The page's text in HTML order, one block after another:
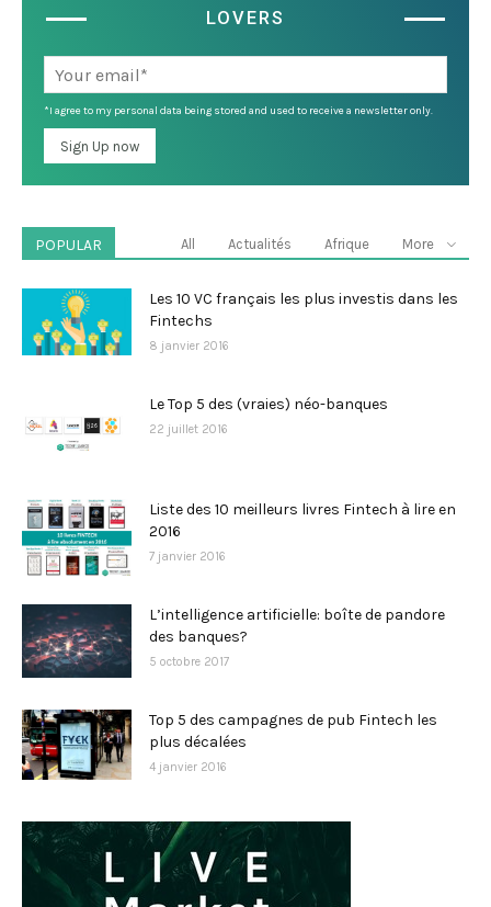
LOVERS
*I agree to my personal data being stored and used to receive a newsletter only.
POPULAR All Actualités Afrique More
Les 10 VC français les plus investis dans les
Fintechs
8 janvier 2016
Le Top 5 des (vraies) néo-banques
22 juillet 2016
Liste des 10 meilleurs livres Fintech à lire en
2016
7 janvier 2016
L’intelligence artificielle: boîte de pandore
des banques?
5 octobre 2017
Top 5 des campagnes de pub Fintech les
plus décalées
4 janvier 2016